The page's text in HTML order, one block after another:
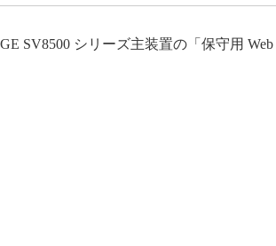
SV8500 シリーズ主装置の「保守用 Web